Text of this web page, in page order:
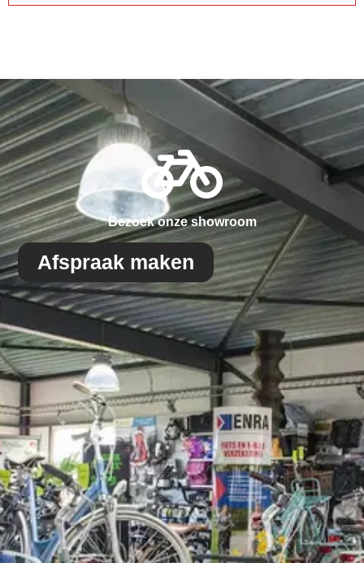
Bezoek onze showroom
Afspraak maken